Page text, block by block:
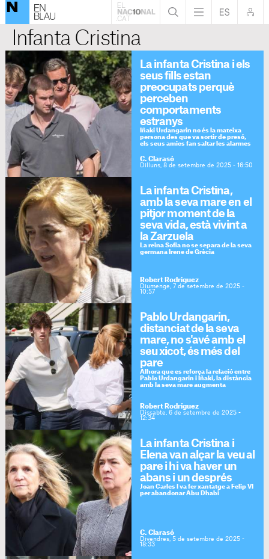
Infanta Cristina
La infanta Cristina i els
seus fills estan
preocupats perquè
perceben
comportaments
estranys
Iñaki Urdangarin no és la mateixa
persona des que va sortir de presó,
els seus amics fan saltar les alarmes
C. Clarasó
Dilluns, 8 de setembre de 2025 - 16:50
La infanta Cristina,
amb la seva mare en el
pitjor moment de la
seva vida, està vivint a
la Zarzuela
La reina Sofia no se separa de la seva
germana Irene de Grècia
Robert Rodríguez
Diumenge, 7 de setembre de 2025 -
10:57
Pablo Urdangarin,
distanciat de la seva
mare, no s'avé amb el
seu xicot, és més del
pare
Alhora que es reforça la relació entre
Pablo Urdangarin i Iñaki, la distància
amb la seva mare augmenta
Robert Rodríguez
Dissabte, 6 de setembre de 2025 -
12:34
La infanta Cristina i
Elena van alçar la veu al
pare i hi va haver un
abans i un després
Joan Carles I va fer xantatge a Felip VI
per abandonar Abu Dhabi
C. Clarasó
Divendres, 5 de setembre de 2025 -
18:33